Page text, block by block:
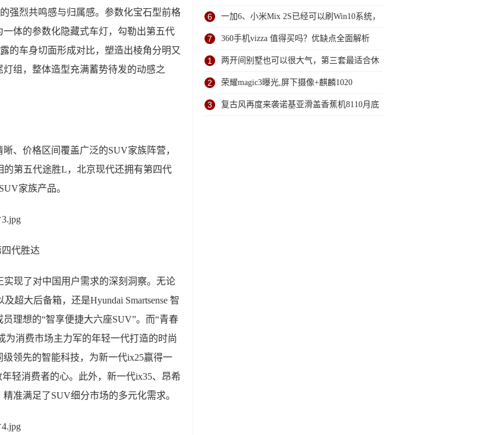
强烈共鸣感与归属感。参数化宝石型前格
体的参数化隐藏式车灯，勾勒出第五代
的车身切面形成对比，塑造出棱角分明又
组，整体造型充满蓄势待发的动感之
、价格区间覆盖广泛的SUV家族阵营，
第五代途胜L，北京现代还拥有第四代
家族产品。
代胜达
现了对中国用户需求的深刻洞察。无论
超大后备箱，还是Hyundai Smartsense 智
理想的“智享便捷大六座SUV”。而“青春
为消费市场主力军的年轻一代打造的时尚
领先的智能科技，为新一代ix25赢得一
轻消费者的心。此外，新一代ix35、昂希
准满足了SUV细分市场的多元化需求。
今天终于一吐为快
6 一加6、小米Mix 2S已经可以刷Win10系统，
网友：安卓提不动刀了？
7 360手机vizza 值得买吗？优缺点全面解析
1 两开间别墅也可以很大气，第三套最适合休
闲度假
2 荣耀magic3曝光,屏下摄像+麒麟1020
3 复古风再度来袭诺基亚滑盖香蕉机8110月底